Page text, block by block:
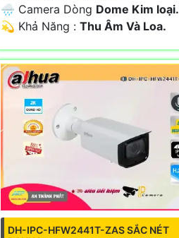
🌧️ Camera Dòng Dome Kim loại.
️💫 Khả Năng : Thu Âm Và Loa.
DH-IPC-HFW2441T-ZAS SẮC NÉT